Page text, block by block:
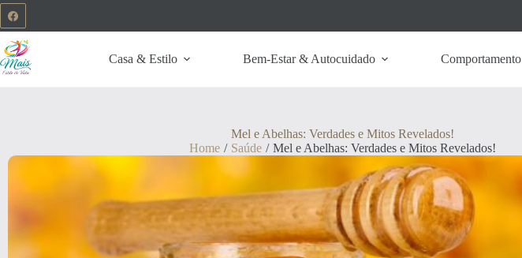
Casa & Estilo Bem-Estar & Autocuidado Comportamento
Mel e Abelhas: Verdades e Mitos Revelados!
Home / Saúde / Mel e Abelhas: Verdades e Mitos Revelados!